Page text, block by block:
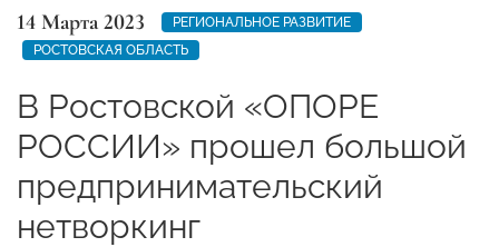
14 Марта 2023
РЕГИОНАЛЬНОЕ РАЗВИТИЕ
РОСТОВСКАЯ ОБЛАСТЬ
В Ростовской «ОПОРЕ
РОССИИ» прошел большой
предпринимательский
нетворкинг